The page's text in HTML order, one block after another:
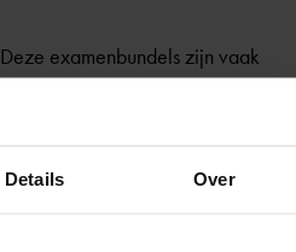
Details Over
examenbundels zijn vaak
nog steeds
Deze bundels zijn meestal een